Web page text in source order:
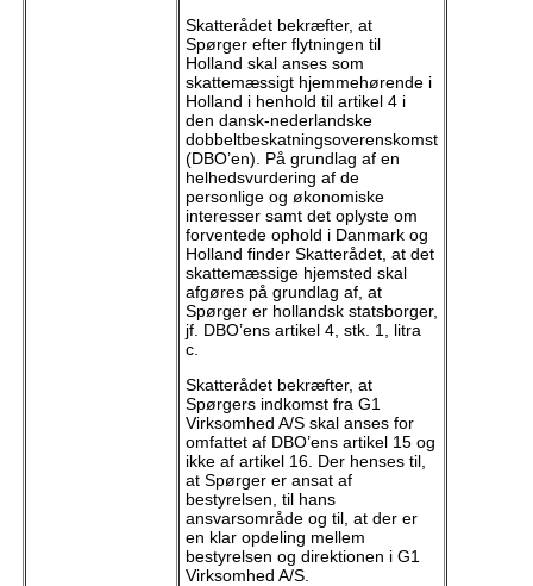
Skatterådet bekræfter, at
Spørger efter flytningen til
Holland skal anses som
skattemæssigt hjemmehørende i
Holland i henhold til artikel 4 i
den dansk-nederlandske
dobbeltbeskatningsoverenskomst
(DBO’en). På grundlag af en
helhedsvurdering af de
personlige og økonomiske
interesser samt det oplyste om
forventede ophold i Danmark og
Holland finder Skatterådet, at det
skattemæssige hjemsted skal
afgøres på grundlag af, at
Spørger er hollandsk statsborger,
jf. DBO’ens artikel 4, stk. 1, litra
c.
Skatterådet bekræfter, at
Spørgers indkomst fra G1
Virksomhed A/S skal anses for
omfattet af DBO’ens artikel 15 og
ikke af artikel 16. Der henses til,
at Spørger er ansat af
bestyrelsen, til hans
ansvarsområde og til, at der er
en klar opdeling mellem
bestyrelsen og direktionen i G1
Virksomhed A/S.